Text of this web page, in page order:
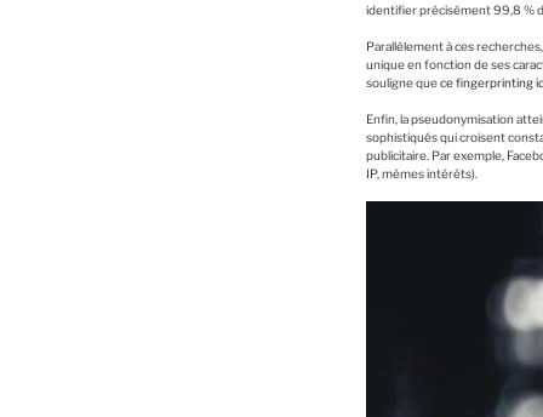
identifier précisément 99,8 %
Parallèlement à ces
unique en fonction de ses
souligne quece fingerprinting
Enfin, la pseudonymisation
sophistiqués qui croisent
publicitaire. Par exemple,
IP, mêmes intérêts).